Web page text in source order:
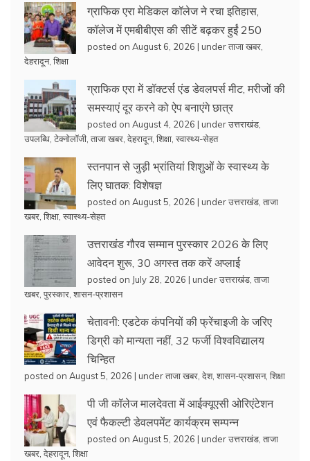
ग्राफिक एरा मेडिकल कॉलेज ने रचा इतिहास,
कॉलेज में एमबीबीएस की सीटें बढ़कर हुईं 250
posted on August 6, 2026 | underताजा खबर
देहरादून, शिक्षा
ग्राफिक एरा में डॉक्टर्स एंड डेवलपर्स मीट, मरीजों की
समस्याएं दूर करने को ऐप बनाएंगे छात्र
posted on August 4, 2026 | underउत्तराखंड
उपलब्धि टेक्नोलॉजी ताजा खबर देहरादून, शिक्षा स्वास्थ्य-सेहत
स्तनपान से जुड़ी भ्रांतियां शिशुओं के स्वास्थ्य के
लिए घातक: विशेषज्ञ
posted on August 5, 2026 | underउत्तराखंड ताजा
खबर शिक्षा स्वास्थ्य-सेहत
उत्तराखंड गौरव सम्मान पुरस्कार 2026 के लिए
आवेदन शुरू, 30 अगस्त तक करें अप्लाई
posted on July 28, 2026 | underउत्तराखंड ताजा
खबर पुरस्कार शासन-प्रशासन
चेतावनी: एडटेक कंपनियों की फ्रेंचाइजी के जरिए
डिग्री को मान्यता नहीं, 32 फर्जी विश्वविद्यालय
चिन्हित
posted on August 5, 2026 | underताजा खबर देश, शासन-प्रशासन, शिक्षा
पी जी कॉलेज मालदेवता में आईक्यूएसी ओरिएंटेशन
एवं फैकल्टी डेवलपमेंट कार्यक्रम सम्पन्न
posted on August 5, 2026 | underउत्तराखंड ताजा
खबर देहरादून, शिक्षा